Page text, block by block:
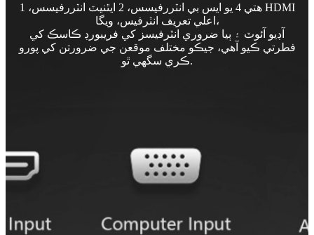
هتي 4 يو ايس بي انٽررفيسس، 2 ايٿنيٽ انٽررفيسس، 1 HDMI
اعلي تعريف انٽرفيس، ويگا،
آڊيو آئوٽ ۽ ٻيا ضروري انٽرفيسز کي فريبورڊ ڪاسڪ کي
فطرتي ڪيو آهي، جيڪو مختلف موقعن جي ضرورتن کي پورو
ڪري سگهي ٿو.